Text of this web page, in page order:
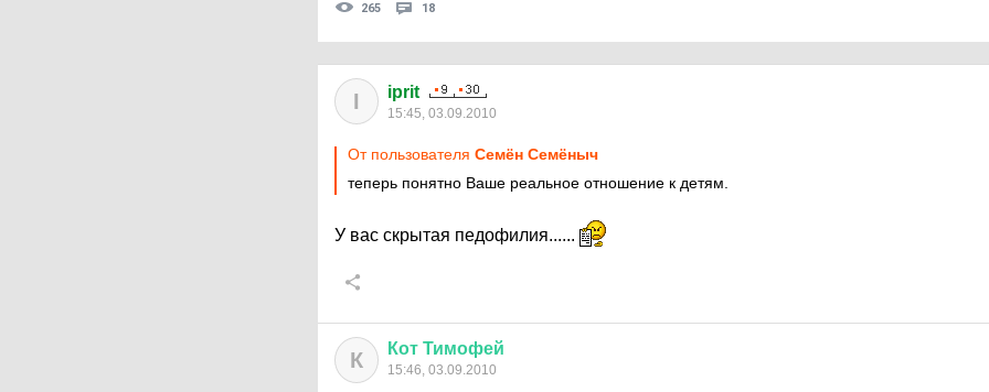
265 18
I iprit
15:45, 03.09.2010
От пользователя Ceмён Семёныч
теперь понятно Ваше реальное отношение к детям.
У вас скрытая педофилия......
К Кот Тимофей
15:46, 03.09.2010